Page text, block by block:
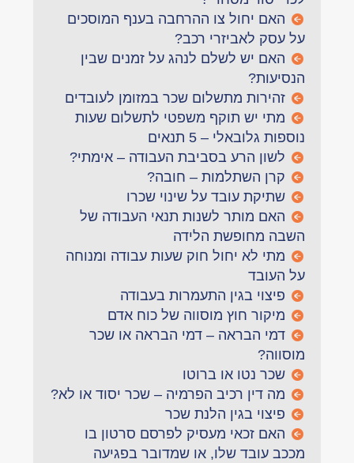
האם יחול צו ההרחבה בענף המוסכים
על עסק לאביזרי רכב?
האם יש לשלם לנהג על זמנים שבין
הנסיעות?
זהירות מתשלום שכר במזומן לעובדים
מתי יש תוקף משפטי לתשלום שעות
נוספות גלובאלי – 5 תנאים
לשון הרע בסביבת העבודה – אימתי?
קרן השתלמות – חובה?
שתיקת עובד על שינוי שכרו
האם מותר לשנות תנאי העבודה של
השבה מחופשת הלידה
מתי לא יחול חוק שעות עבודה ומנוחה
על העובד
פיצוי בגין התעמרות בעבודה
מיקור חוץ מוסווה של כוח אדם
דמי הבראה – דמי הבראה או שכר
מוסווה?
שכר נטו או ברוטו
מה דין רכיב הפרמיה – שכר יסוד או לא?
פיצוי בגין הלנת שכר
האם זכאי מעסיק לפרסם סרטון בו
מככב עובד שלו, או שמדובר בפגיעה